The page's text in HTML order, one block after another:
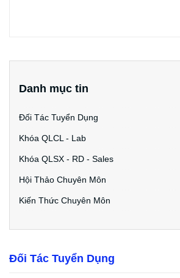
Danh mục tin
Đối Tác Tuyển Dụng
Khóa QLCL - Lab
Khóa QLSX - RD - Sales
Hội Thảo Chuyên Môn
Kiến Thức Chuyên Môn
Đối Tác Tuyển Dụng